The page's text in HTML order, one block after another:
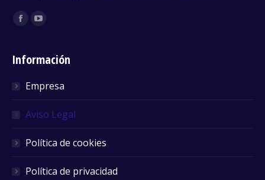
Encuéntranos en:
Facebook
Información
Empresa
Aviso Legal
Política de cookies
Política de privacidad